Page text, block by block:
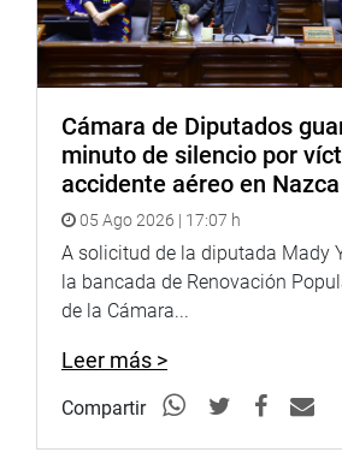
la rehabilitación de vías, puentes e
(JSR)
Puede encontrar más información en
y redes sociales.
http://www.congreso.gob.pe/
https://www.facebook.com/
fref=ts
Twitter:https://twitter.com/
https://twitter.com/congresoperu
http://www.youtube.com/
Cámara de Diputados
minuto de silencio por
accidente aéreo en Nazca
05 Ago 2026 | 17:07 h
A solicitud de la diputada Mady
la bancada de Renovación
de la Cámara...
Leer más >
Compartir